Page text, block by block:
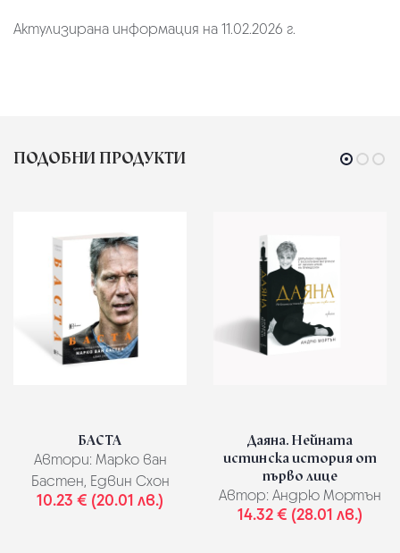
Актулизирана информация на 11.02.2026 г.
ПОДОБНИ ПРОДУКТИ
БАСТА
Автори: Марко ван
Бастен, Едвин Схон
10.23 € (20.01 лв.)
Даяна. Нейната
истинска история от
първо лице
Автор: Андрю Мортън
14.32 € (28.01 лв.)